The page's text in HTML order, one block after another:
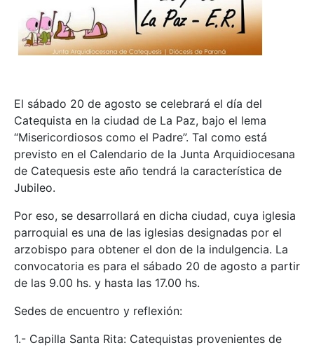
El sábado 20 de agosto se celebrará el día del
Catequista en la ciudad de La Paz, bajo el lema
“Misericordiosos como el Padre”. Tal como está
previsto en el Calendario de la Junta Arquidiocesana
de Catequesis este año tendrá la característica de
Jubileo.
Por eso, se desarrollará en dicha ciudad, cuya iglesia
parroquial es una de las iglesias designadas por el
arzobispo para obtener el don de la indulgencia. La
convocatoria es para el sábado 20 de agosto a partir
de las 9.00 hs. y hasta las 17.00 hs.
Sedes de encuentro y reflexión:
1.- Capilla Santa Rita: Catequistas provenientes de